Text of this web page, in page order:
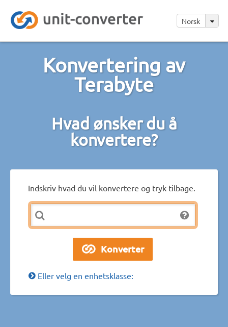
Norsk
Konvertering av
Terabyte
Hvad ønsker du å
konvertere?
Indskriv hvad du vil konvertere og tryk tilbage.
Eller velg en enhetsklasse: